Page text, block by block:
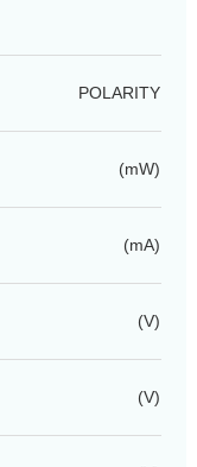
POLARITY
(mW)
(mA)
(V)
(V)